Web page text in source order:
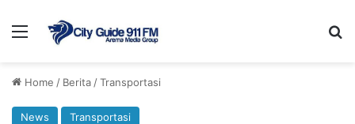
Menu
Home / Berita /Transportasi
News Transportasi